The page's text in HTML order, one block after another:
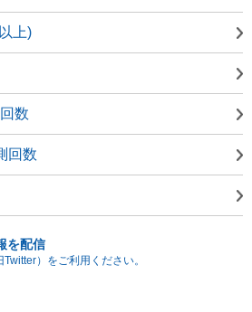
上)
数
回数
を配信
）をご利用ください。